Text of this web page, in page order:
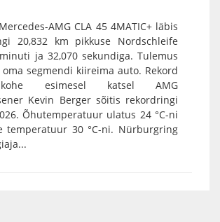
AMG CLA 45 4MATIC+ läbis
20,832 km pikkuse Nordschleife
ja 32,070 sekundiga. Tulemus
segmendi kiireima auto. Rekord
esimesel katsel AMG
Kevin Berger sõitis rekordringi
Õhutemperatuur ulatus 24 °C-ni
temperatuur 30 °C-ni. Nürburgring